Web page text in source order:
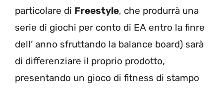
particolare di Freestyle, che produrrà una
serie di giochi per conto di EA entro la finre
dell’ anno sfruttando la balance board) sarà
di differenziare il proprio prodotto,
presentando un gioco di fitness di stampo